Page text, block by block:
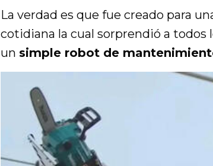
La verdad es que fue creado para
cotidiana la cual sorprendió a todos
un simple robot de